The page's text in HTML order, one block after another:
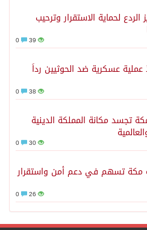
لحماية الاستقرار وترحيب
39
عسكرية ضد الحوثيين رداً
38
تجسد مكانة المملكة الدينية
30
مكة تسهم في دعم أمن واستقرار
26